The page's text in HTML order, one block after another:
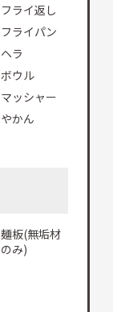
フライ返し
フライパン
ヘラ
ボウル
マッシャー
やかん
麺板(無垢材
のみ)